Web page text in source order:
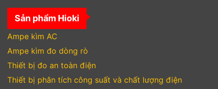
Sản phẩm Hioki
Ampe kìm AC
Ampe kìm đo dòng rò
Thiết bị đo an toàn điện
Thiết bị phân tích công suất và chất lượng điện